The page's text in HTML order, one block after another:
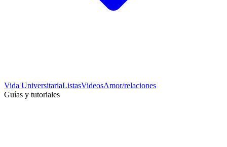
Vida UniversitariaListasVideosAmor/relaciones
Guías y tutoriales